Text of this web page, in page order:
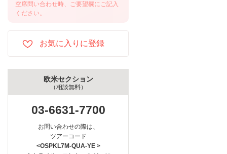
空席問い合わせ時、ご要望欄にご記入
ください。
欧米セクション
（相談無料）
03-6631-7700
お問い合わせの際は、
ツアーコード
<OSPKL7M-QUA-YE >